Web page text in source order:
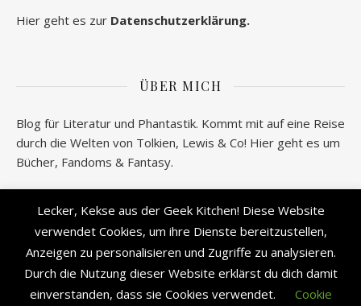
Hier geht es zur Datenschutzerklärung.
ÜBER MICH
Blog für Literatur und Phantastik. Kommt mit auf eine Reise
durch die Welten von Tolkien, Lewis & Co! Hier geht es um
Bücher, Fandoms & Fantasy.
Wer verbirgt sich hinter geeksantiques.de? Alle
Informationen gibt es hier!
2026 © geek's Antiques by Lisa Carina Immel
Lecker, Kekse aus der Geek Kitchen! Diese Website
verwendet Cookies, um ihre Dienste bereitzustellen,
Anzeigen zu personalisieren und Zugriffe zu analysieren.
Durch die Nutzung dieser Website erklärst du dich damit
einverstanden, dass sie Cookies verwendet.
Cookie